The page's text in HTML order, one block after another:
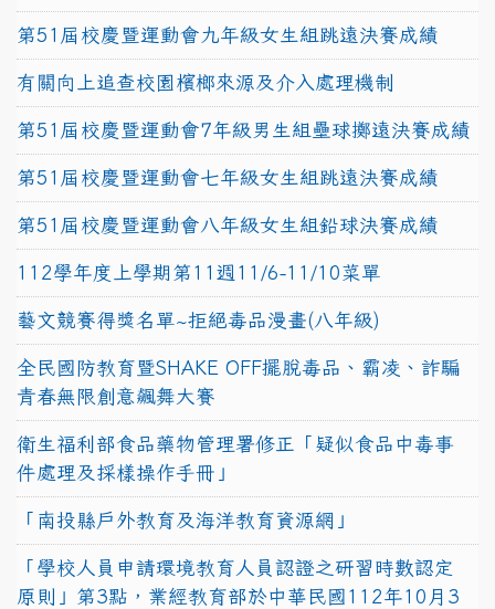
第51屆校慶暨運動會九年級女生組跳遠決賽成績
有關向上追查校園檳榔來源及介入處理機制
第51屆校慶暨運動會7年級男生組壘球擲遠決賽成績
第51屆校慶暨運動會七年級女生組跳遠決賽成績
第51屆校慶暨運動會八年級女生組鉛球決賽成績
112學年度上學期第11週11/6-11/10菜單
藝文競賽得獎名單~拒絕毒品漫畫(八年級)
全民國防教育暨SHAKE OFF擺脫毒品、霸凌、詐騙
青春無限創意飆舞大賽
衛生福利部食品藥物管理署修正「疑似食品中毒事
件處理及採樣操作手冊」
「南投縣戶外教育及海洋教育資源網」
「學校人員申請環境教育人員認證之研習時數認定
原則」第3點，業經教育部於中華民國112年10月3